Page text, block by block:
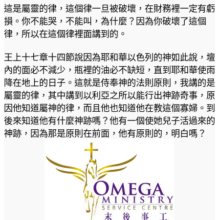
這是屬靈的律，這個律一旦被破壞，在財務裡一定有虧
損。你不能哭，不能叫，為什麼？因為你破壞了這個
律，所以在這個律裡面講到的。
王上十七章十四節說因為耶和華以色列的神如此說，壇
內的面必不減少，瓶裡的油必不缺短，直到耶和華使雨
降在地上的日子。這就是侍奉神的法則原則，我講的是
屬靈的律，其中講到以利亞之所以能行出神跡奇事，原
因他知道屬神的律，而且他也知道他在教這個寡婦。到
後來知道他有什麼神跡嗎？他有一個使她兒子活過來的
神跡，因為那是原則在前面，他有原則的，明白嗎？